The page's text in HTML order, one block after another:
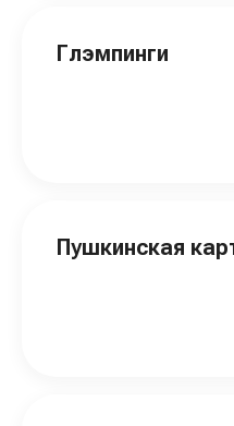
Глэмпинги
Пушкинская